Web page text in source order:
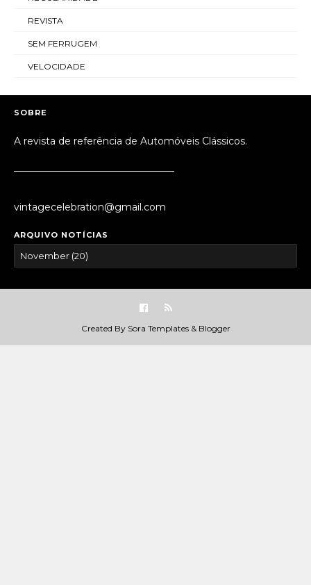
REVISTA
SEM FERRUGEM
VELOCIDADE
SOBRE
A revista de referência de Automóveis Clássicos.
vintagecelebration@gmail.com
ARQUIVO NOTÍCIAS
Created By Sora Templates& Blogger